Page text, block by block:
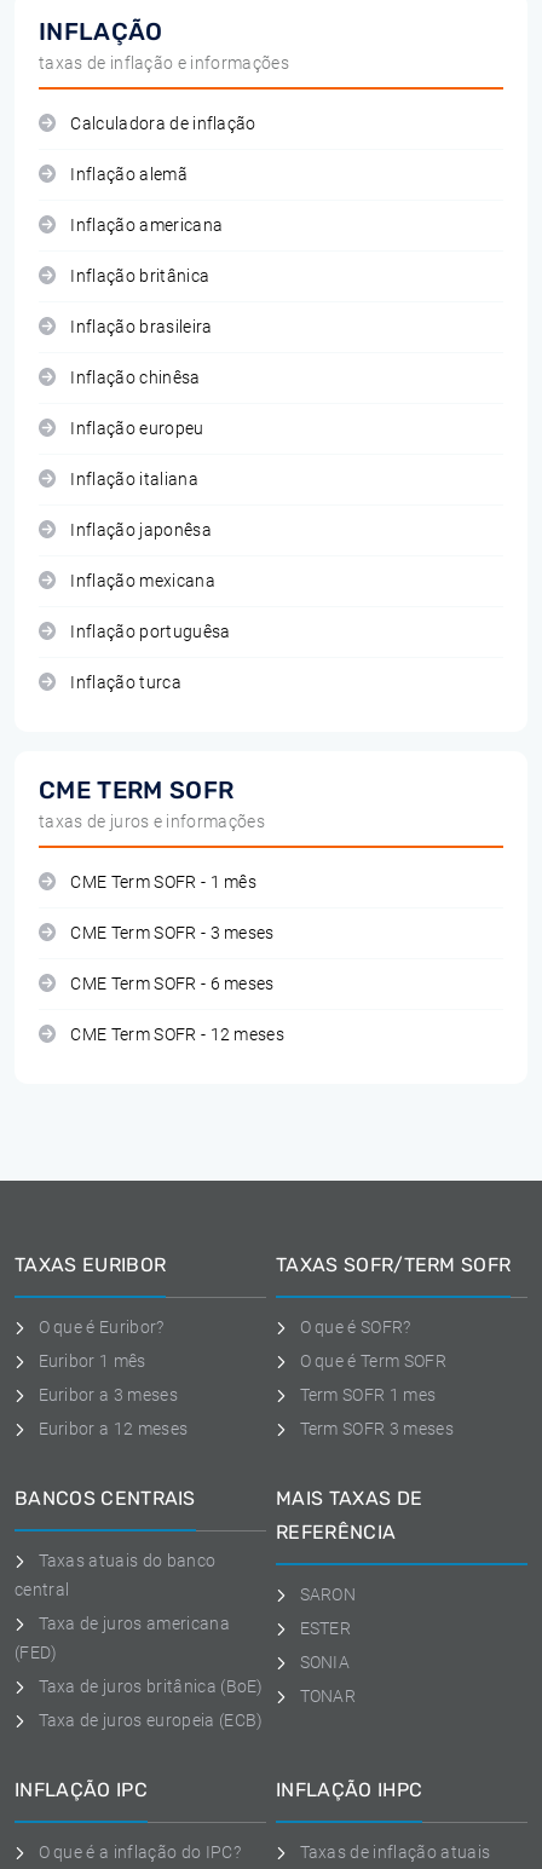
INFLAÇÃO
taxas de inflação e informações
Calculadora de inflação
Inflação alemã
Inflação americana
Inflação britânica
Inflação brasileira
Inflação chinêsa
Inflação europeu
Inflação italiana
Inflação japonêsa
Inflação mexicana
Inflação portuguêsa
Inflação turca
CME TERM SOFR
taxas de juros e informações
CME Term SOFR - 1 mês
CME Term SOFR - 3 meses
CME Term SOFR - 6 meses
CME Term SOFR - 12 meses
TAXAS EURIBOR
O que é Euribor?
Euribor 1 mês
Euribor a 3 meses
Euribor a 12 meses
TAXAS SOFR/TERM SOFR
O que é SOFR?
O que é Term SOFR
Term SOFR 1 mes
Term SOFR 3 meses
BANCOS CENTRAIS
Taxas atuais do banco
central
Taxa de juros americana
(FED)
Taxa de juros britânica (BoE)
Taxa de juros europeia (ECB)
MAIS TAXAS DE
REFERÊNCIA
SARON
ESTER
SONIA
TONAR
INFLAÇÃO IPC
O que é a inflação do IPC?
INFLAÇÃO IHPC
Taxas de inflação atuais